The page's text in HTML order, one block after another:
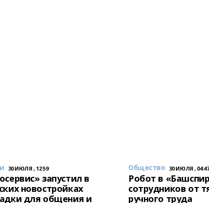
30 ИЮЛЯ , 12:59
запустил в
новостройках
для общения и
Общество 30 ИЮЛЯ , 04:47
Робот в
сотрудников от
ручного труда